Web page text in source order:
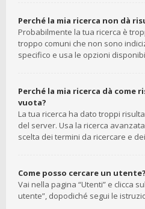
Perché la mia ricerca non dà
Probabilmente la tua ricerca è
troppo comuni che non sono
specifico e usa le opzioni
Perché la mia ricerca dà come
vuota?
La tua ricerca ha dato troppi
del server. Usa la ricerca
scelta dei termini da ricercare e
Come posso cercare un utente?
Vai nella pagina “Utenti” e clicca
utente”, dopodiché segui le